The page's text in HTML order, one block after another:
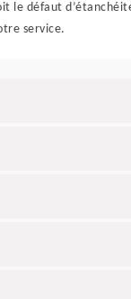
le défaut
service.